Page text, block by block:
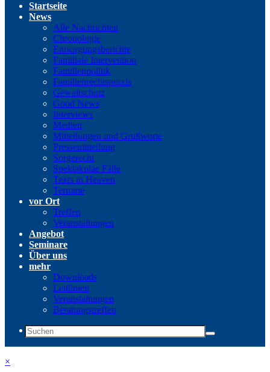
Startseite
News
Alle Nachrichten
Chronologie
Entsorgungsberichte
Familiale Intervention
Familienpolitik
Familienrechtspraxis
Gewaltschutz
Good News
Interviews
Medien
Mitteilungen und Grußworte
Pressemitteilung
Sorgerecht
Spektakuläe Fälle
Tears in Heaven
Termine
vor Ort
Treffen
Veranstaltungen
Angebot
Seminare
Über uns
mehr
Downloads
Leitlinien
Veranstaltungen
Beratungstreffen
×